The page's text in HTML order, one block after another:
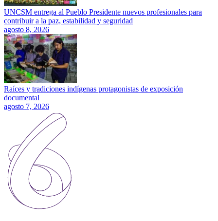
UNCSM entrega al Pueblo Presidente nuevos profesionales para
contribuir a la paz, estabilidad y seguridad
agosto 8, 2026
Raíces y tradiciones indígenas protagonistas de exposición
documental
agosto 7, 2026